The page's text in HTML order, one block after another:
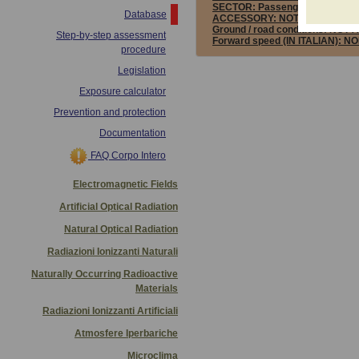
Database
Step-by-step assessment
procedure
Legislation
Exposure calculator
Prevention and protection
Documentation
FAQ Corpo Intero
Electromagnetic Fields
Artificial Optical Radiation
Natural Optical Radiation
Radiazioni Ionizzanti Naturali
Naturally Occurring Radioactive
Materials
Radiazioni Ionizzanti Artificiali
Atmosfere Iperbariche
Microclima
SECTOR: Passenger transport
ACCESSORY: NOT ASSESSED
Ground / road conditions:NOT
Forward speed (IN ITALIAN):